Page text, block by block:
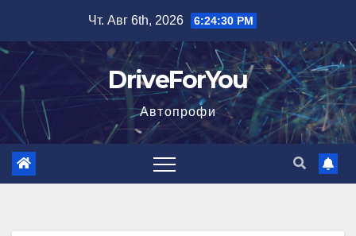
содержимому
Чт. Авг 6th, 2026 6:24:31 PM
DriveForYou
Автопрофи